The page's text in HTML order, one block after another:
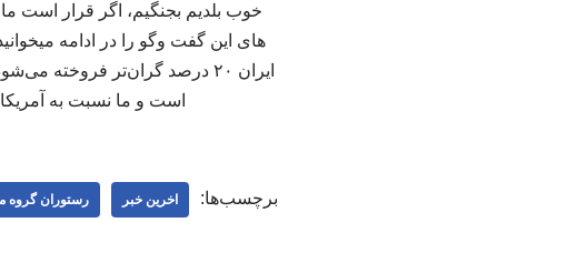
خوب بلدیم بجنگیم، اگر قرار
های این گفت وگو را در ادامه
ایران ۲۰ درصد گران‌تر
است و ما نسبت به
برچسب‌ها: اخرین خبر رستوران گروه